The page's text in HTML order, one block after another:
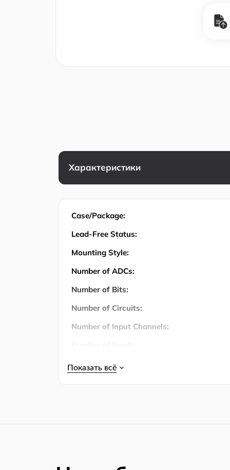
Характеристики
Case/Package:
Lead-Free Status:
Mounting Style:
Number of ADCs:
Number of Bits:
Number of Circuits:
Number of Input Channels:
Количество штифтов: